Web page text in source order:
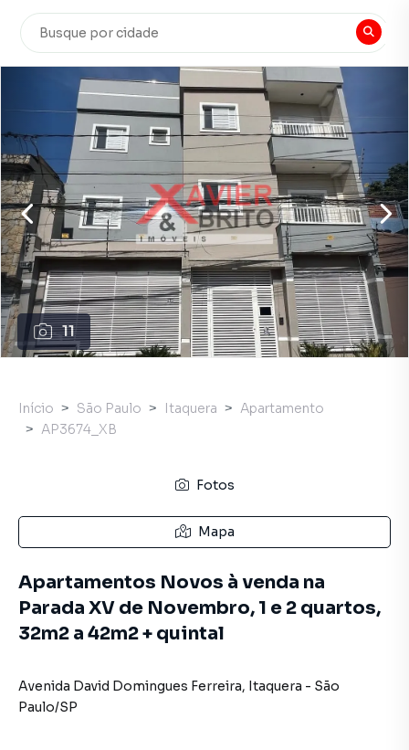
11
Início São Paulo Itaquera
Apartamento
AP3674_XB
Fotos
Mapa
Apartamentos Novos à venda na
Parada XV de Novembro, 1 e 2 quartos,
32m2 a 42m2 + quintal
Avenida David Domingues Ferreira, Itaquera - São
Paulo/SP